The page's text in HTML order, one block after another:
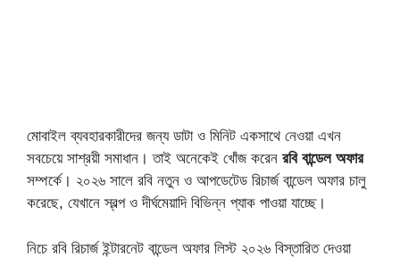
মোবাইল ব্যবহারকারীদের জন্য ডাটা ও মিনিট একসাথে নেওয়া এখন
সবচেয়ে সাশ্রয়ী সমাধান। তাই অনেকেই খোঁজ করেন রবি বান্ডেল অফার
সম্পর্কে। ২০২৬ সালে রবি নতুন ও আপডেটেড রিচার্জ বান্ডেল অফার চালু
করেছে, যেখানে স্বল্প ও দীর্ঘমেয়াদি বিভিন্ন প্যাক পাওয়া যাচ্ছে।
নিচে রবি রিচার্জ ইন্টারনেট বান্ডেল অফার লিস্ট ২০২৬ বিস্তারিত দেওয়া